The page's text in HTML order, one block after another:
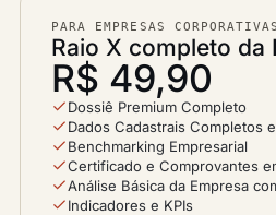
PARA EMPRESAS CORPORATIVAS
Raio X completo da
R$ 49,90
Dossiê Premium Completo
Dados Cadastrais Completos
Benchmarking Empresarial
Certificado e Comprovantes
Análise Básica da Empresa
Indicadores e KPIs